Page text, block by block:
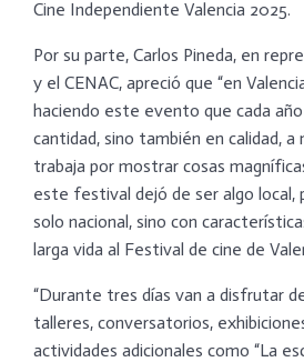
Cine Independiente Valencia 2025.
Por su parte, Carlos Pineda, en
y el CENAC, apreció que “en
haciendo este evento que cada
cantidad, sino también en calidad, a
trabaja por mostrar cosas
este festival dejó de ser algo local,
solo nacional, sino con
larga vida al Festival de cine de
“Durante tres días van a disfrutar
talleres, conversatorios,
actividades adicionales como “La